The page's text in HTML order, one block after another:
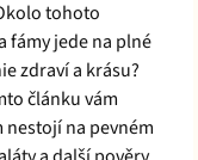
tohoto
fámy jede na plné
zdraví a krásu?
článku vám
nestojí na pevném